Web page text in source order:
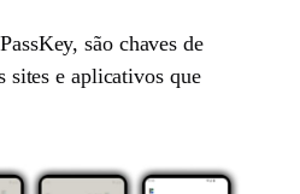
são chaves de
sites e aplicativos que